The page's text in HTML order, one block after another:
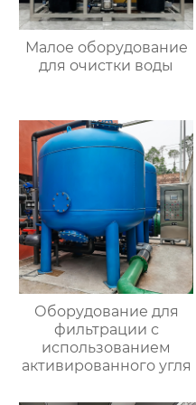
Малое оборудование
для очистки воды
Оборудование для
фильтрации с
использованием
активированного угля